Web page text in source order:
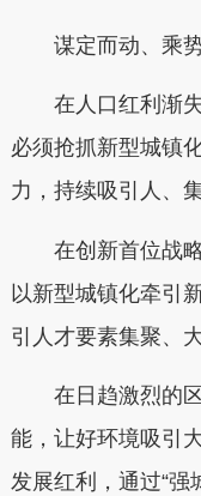
谋定而动、乘
在人口红利渐
必须抢抓新型城镇
力，持续吸引人、集
在创新首位战
以新型城镇化牵引
引人才要素集聚、
在日趋激烈的
能，让好环境吸引
发展红利，通过“强